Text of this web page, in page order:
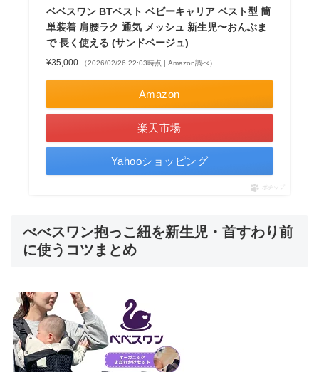
ベベスワン BTベスト ベビーキャリア ベスト型 簡
単装着 肩腰ラク 通気 メッシュ 新生児〜おんぶま
で 長く使える (サンドベージュ)
¥35,000 （2026/02/26 22:03時点 | Amazon調べ）
Amazon
楽天市場
Yahooショッピング
ポチップ
べべスワン抱っこ紐を新生児・首すわり前
に使うコツまとめ